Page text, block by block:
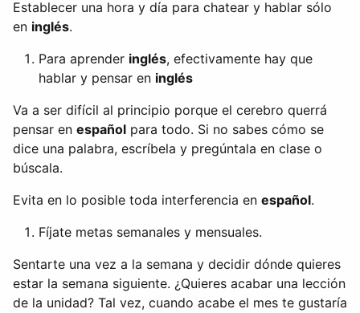
Establecer una hora y día para chatear y hablar sólo
en inglés.
Para aprender inglés, efectivamente hay que
hablar y pensar en inglés
Va a ser difícil al principio porque el cerebro querrá
pensar en español para todo. Si no sabes cómo se
dice una palabra, escríbela y pregúntala en clase o
búscala.
Evita en lo posible toda interferencia en español.
Fíjate metas semanales y mensuales.
Sentarte una vez a la semana y decidir dónde quieres
estar la semana siguiente. ¿Quieres acabar una lección
de la unidad? Tal vez, cuando acabe el mes te gustaría